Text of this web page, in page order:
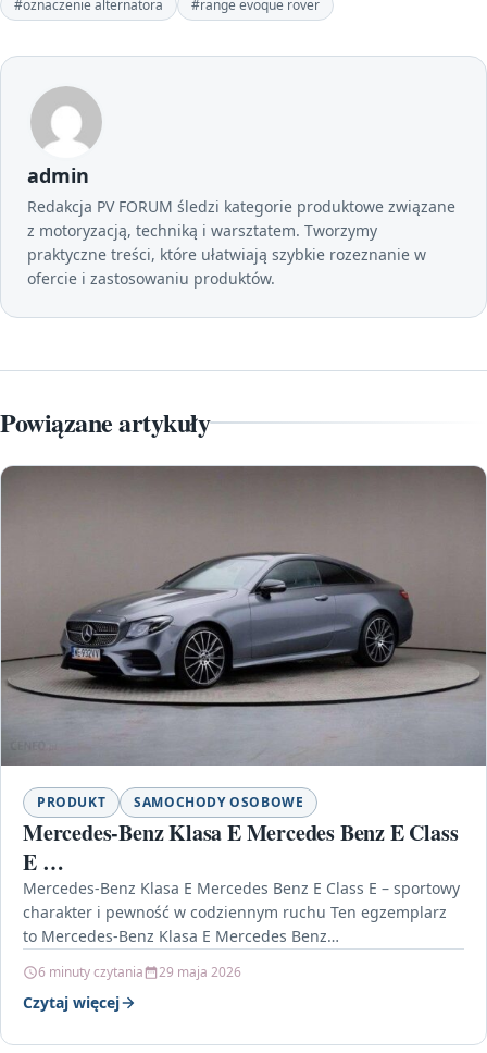
#oznaczenie alternatora
#range evoque rover
admin
Redakcja PV FORUM śledzi kategorie produktowe związane
z motoryzacją, techniką i warsztatem. Tworzymy
praktyczne treści, które ułatwiają szybkie rozeznanie w
ofercie i zastosowaniu produktów.
Powiązane artykuły
PRODUKT SAMOCHODY OSOBOWE
Mercedes-Benz Klasa E Mercedes Benz E Class
E …
Mercedes-Benz Klasa E Mercedes Benz E Class E – sportowy
charakter i pewność w codziennym ruchu Ten egzemplarz
to Mercedes-Benz Klasa E Mercedes Benz…
6 minuty czytania 29 maja 2026
Czytaj więcej